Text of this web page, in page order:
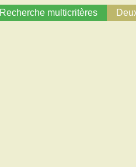
Recherche multicritères